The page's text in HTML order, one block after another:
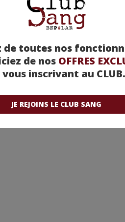
de toutes nos
de nos OFFRES
vous inscrivant au CLUB.
JE REJOINS LE CLUB SANG